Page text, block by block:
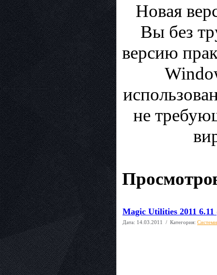
Новая
Вы без
версию
не
Magic Utilities 2011 6.11
Дата: 14.03.2011 / Категория: